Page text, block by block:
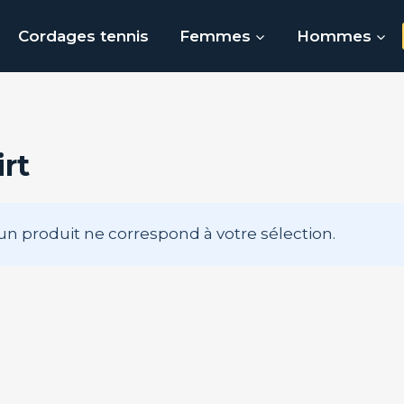
Cordages tennis Femmes Hommes
produit ne correspond à votre sélection.